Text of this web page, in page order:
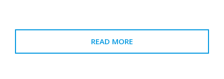
READ MORE